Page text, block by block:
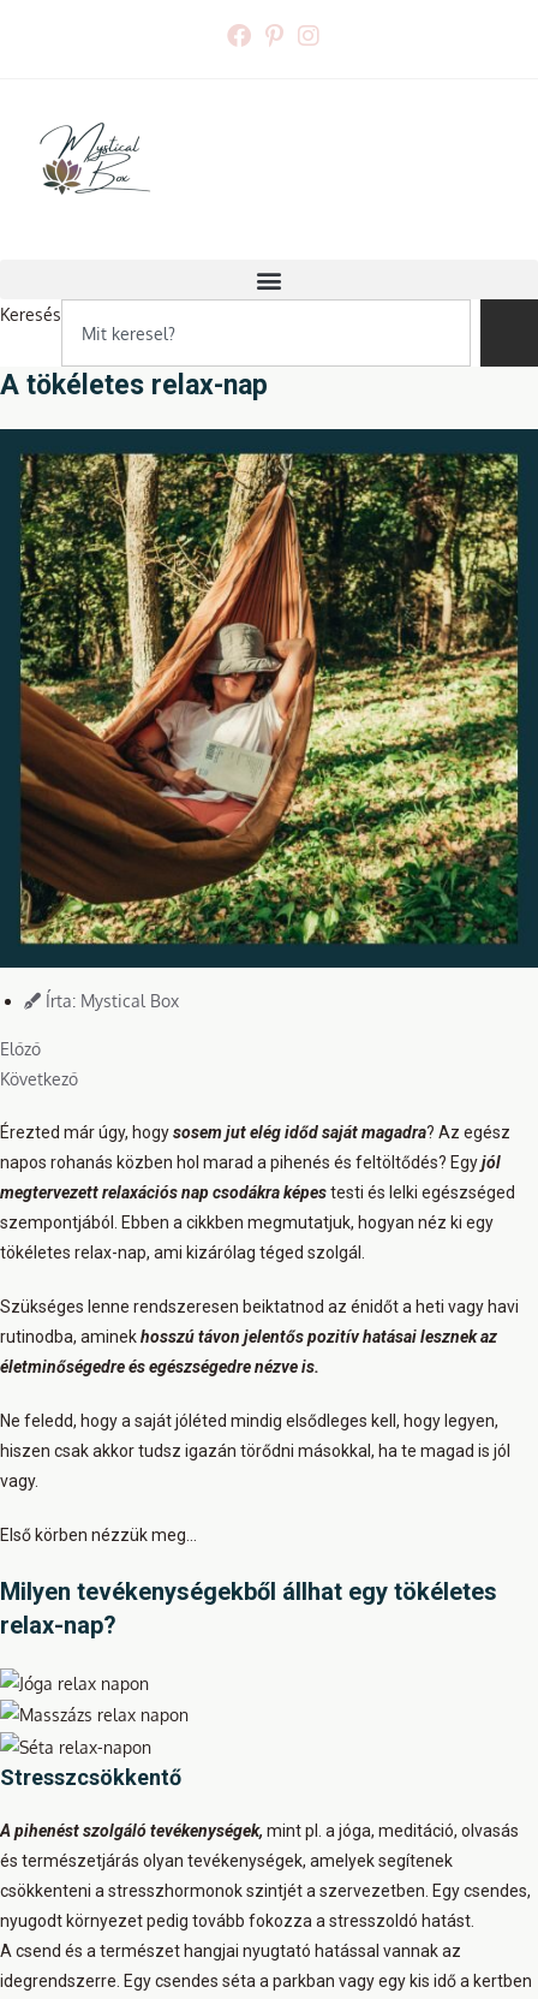
Keresés
A tökéletes relax-nap
Írta: Mystical Box
Előző
Következő
Érezted már úgy, hogysosem jut elég időd saját magadra? Az egész
napos rohanás közben hol marad a pihenés és feltöltődés? Egyjól
megtervezett relaxációs nap csodákra képestesti és lelki egészséged
szempontjából. Ebben a cikkben megmutatjuk, hogyan néz ki egy
tökéletes relax-nap, ami kizárólag téged szolgál.
Szükséges lenne rendszeresen beiktatnod az énidőt a heti vagy havi
rutinodba, aminekhosszú távon jelentős pozitív hatásai lesznekaz
életminőségedreés egészségedre nézve is.
Ne feledd, hogy a saját jóléted mindig elsődleges kell, hogy legyen,
hiszen csak akkor tudsz igazán törődni másokkal, ha te magad is jól
vagy.
Első körben nézzük meg…
Milyen tevékenységekből állhat egy tökéletes
relax-nap?
Stresszcsökkentő
A pihenést szolgáló tevékenységek, mint pl. a jóga, meditáció, olvasás
és természetjárás olyan tevékenységek, amelyek segítenek
csökkenteni a stresszhormonok szintjét a szervezetben. Egy csendes,
nyugodt környezet pedig tovább fokozza a stresszoldó hatást.
A csend és a természet hangjai nyugtató hatással vannak az
idegrendszerre. Egy csendes séta a parkban vagy egy kis idő a kertben